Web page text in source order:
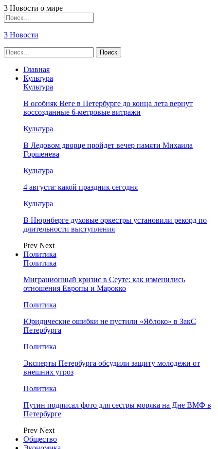
3 Новости о мире
3 Новости
Главная
Культура
Культура
В особняк Веге в Петербурге до конца лета вернут
воссозданные 6-метровые витражи
Культура
В Ледовом дворце пройдет вечер памяти Михаила
Горшенева
Культура
4 августа: какой праздник сегодня
Культура
В Нюрнберге духовые оркестры установили рекорд по
длительности выступления
Prev Next
Политика
Политика
Миграционный кризис в Сеуте: как изменились
отношения Европы и Марокко
Политика
Юридические ошибки не пустили «Яблоко» в ЗакС
Петербурга
Политика
Эксперты Петербурга обсудили защиту молодежи от
внешних угроз
Политика
Путин подписал фото для сестры моряка на Дне ВМФ в
Петербурге
Prev Next
Общество